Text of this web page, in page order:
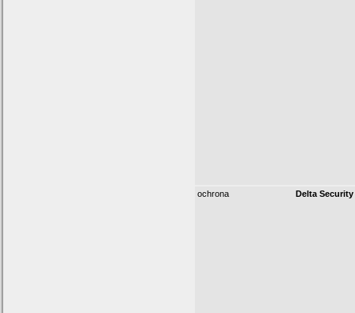
ochrona Delta